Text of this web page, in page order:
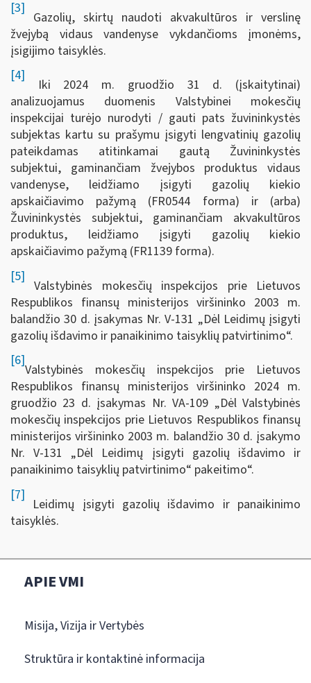
[3]
Gazolių, skirtų naudoti akvakultūros ir verslinę
žvejybą vidaus vandenyse vykdančioms įmonėms,
įsigijimo taisyklės.
[4]
Iki 2024 m. gruodžio 31 d. (įskaitytinai)
analizuojamus duomenis Valstybinei mokesčių
inspekcijai turėjo nurodyti / gauti pats žuvininkystės
subjektas kartu su prašymu įsigyti lengvatinių gazolių
pateikdamas atitinkamai gautą Žuvininkystės
subjektui, gaminančiam žvejybos produktus vidaus
vandenyse, leidžiamo įsigyti gazolių kiekio
apskaičiavimo pažymą (FR0544 forma) ir (arba)
Žuvininkystės subjektui, gaminančiam akvakultūros
produktus, leidžiamo įsigyti gazolių kiekio
apskaičiavimo pažymą (FR1139 forma).
[5]
Valstybinės mokesčių inspekcijos prie Lietuvos
Respublikos finansų ministerijos viršininko 2003 m.
balandžio 30 d. įsakymas Nr. V-131 „Dėl Leidimų įsigyti
gazolių išdavimo ir panaikinimo taisyklių patvirtinimo“.
[6]
Valstybinės mokesčių inspekcijos prie Lietuvos
Respublikos finansų ministerijos viršininko 2024 m.
gruodžio 23 d. įsakymas Nr. VA-109 „Dėl Valstybinės
mokesčių inspekcijos prie Lietuvos Respublikos finansų
ministerijos viršininko 2003 m. balandžio 30 d. įsakymo
Nr. V-131 „Dėl Leidimų įsigyti gazolių išdavimo ir
panaikinimo taisyklių patvirtinimo“ pakeitimo“.
[7]
Leidimų įsigyti gazolių išdavimo ir panaikinimo
taisyklės.
APIE VMI
Misija, Vizija ir Vertybės
Struktūra ir kontaktinė informacija